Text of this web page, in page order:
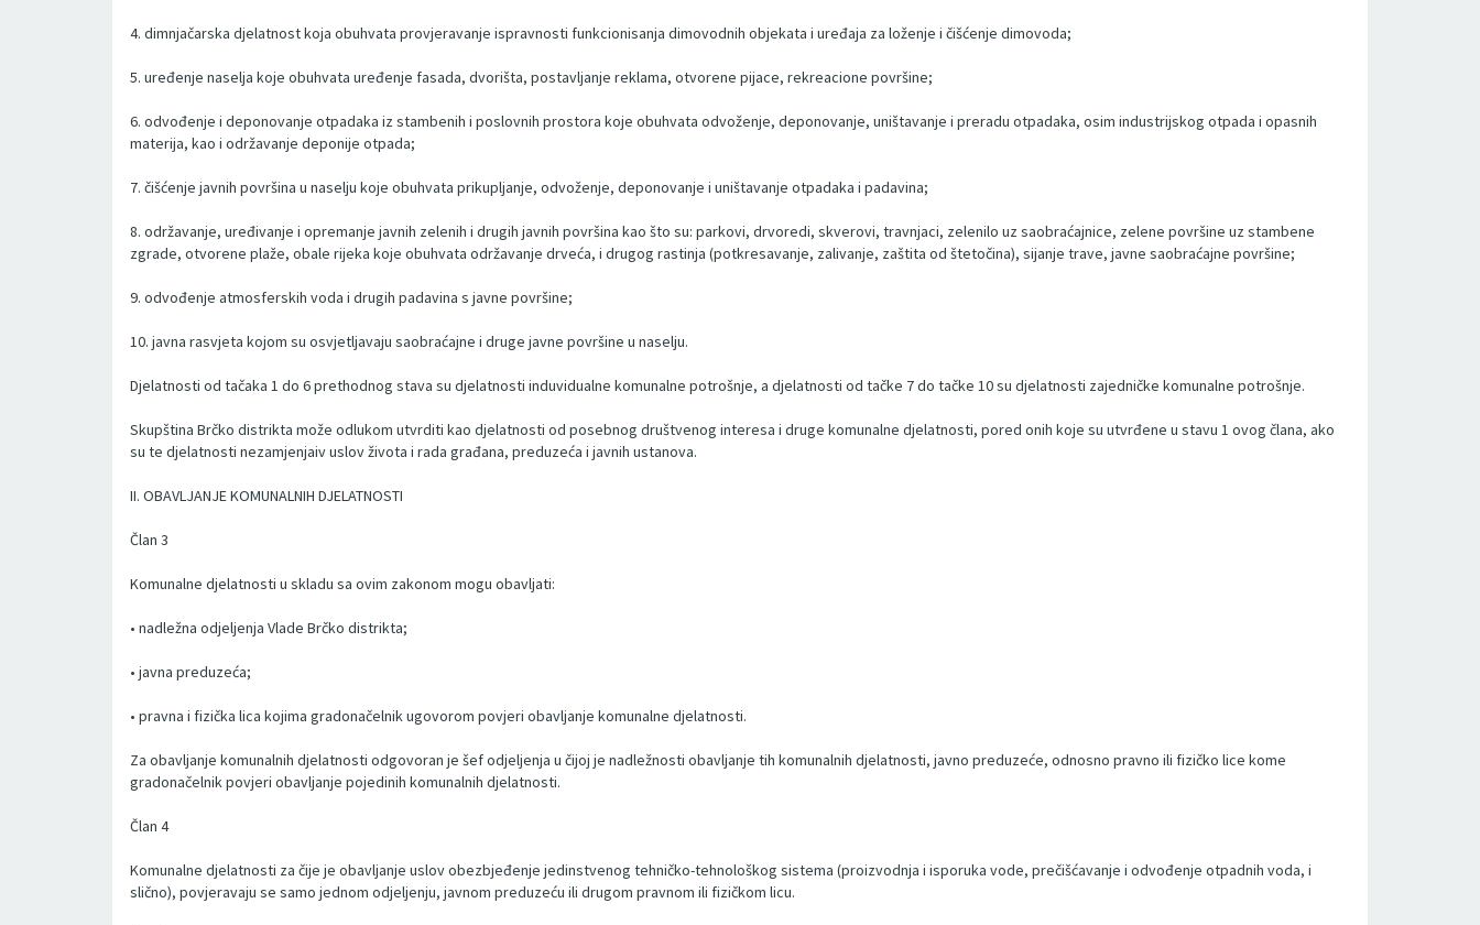
4. dimnjačarska djelatnost koja obuhvata provjeravanje ispravnosti funkcionisanja dimovodnih objekata i uređaja za loženje i čišćenje dimovoda;
5. uređenje naselja koje obuhvata uređenje fasada, dvorišta, postavljanje reklama, otvorene pijace, rekreacione površine;
6. odvođenje i deponovanje otpadaka iz stambenih i poslovnih prostora koje obuhvata odvoženje, deponovanje, uništavanje i preradu otpadaka, osim industrijskog otpada i opasnih
materija, kao i održavanje deponije otpada;
7. čišćenje javnih površina u naselju koje obuhvata prikupljanje, odvoženje, deponovanje i uništavanje otpadaka i padavina;
8. održavanje, uređivanje i opremanje javnih zelenih i drugih javnih površina kao što su: parkovi, drvoredi, skverovi, travnjaci, zelenilo uz saobraćajnice, zelene površine uz stambene
zgrade, otvorene plaže, obale rijeka koje obuhvata održavanje drveća, i drugog rastinja (potkresavanje, zalivanje, zaštita od štetočina), sijanje trave, javne saobraćajne površine;
9. odvođenje atmosferskih voda i drugih padavina s javne površine;
10. javna rasvjeta kojom su osvjetljavaju saobraćajne i druge javne površine u naselju.
Djelatnosti od tačaka 1 do 6 prethodnog stava su djelatnosti induvidualne komunalne potrošnje, a djelatnosti od tačke 7 do tačke 10 su djelatnosti zajedničke komunalne potrošnje.
Skupština Brčko distrikta može odlukom utvrditi kao djelatnosti od posebnog društvenog interesa i druge komunalne djelatnosti, pored onih koje su utvrđene u stavu 1 ovog člana, ako
su te djelatnosti nezamjenjaiv uslov života i rada građana, preduzeća i javnih ustanova.
II. OBAVLJANJE KOMUNALNIH DJELATNOSTI
Član 3
Komunalne djelatnosti u skladu sa ovim zakonom mogu obavljati:
• nadležna odjeljenja Vlade Brčko distrikta;
• javna preduzeća;
• pravna i fizička lica kojima gradonačelnik ugovorom povjeri obavljanje komunalne djelatnosti.
Za obavljanje komunalnih djelatnosti odgovoran je šef odjeljenja u čijoj je nadležnosti obavljanje tih komunalnih djelatnosti, javno preduzeće, odnosno pravno ili fizičko lice kome
gradonačelnik povjeri obavljanje pojedinih komunalnih djelatnosti.
Član 4
Komunalne djelatnosti za čije je obavljanje uslov obezbjeđenje jedinstvenog tehničko-tehnološkog sistema (proizvodnja i isporuka vode, prečišćavanje i odvođenje otpadnih voda, i
slično), povjeravaju se samo jednom odjeljenju, javnom preduzeću ili drugom pravnom ili fizičkom licu.